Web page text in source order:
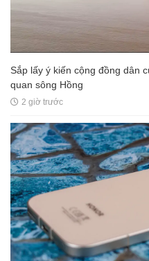
Sắp lấy ý kiến cộng đồng dân
quan sông Hồng
2 giờ trước